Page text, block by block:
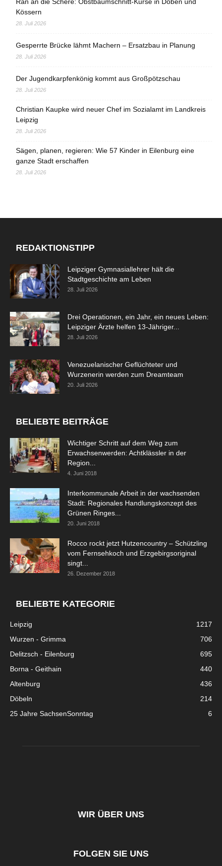
Ran an die Schere: Obstbaumschnitt-Kurse in Döben und
Kössern
28. Juli 2026
Gesperrte Brücke lähmt Machern – Ersatzbau in Planung
28. Juli 2026
Der Jugendkarpfenkönig kommt aus Großpötzschau
28. Juli 2026
Christian Kaupke wird neuer Chef im Sozialamt im Landkreis
Leipzig
28. Juli 2026
Sägen, planen, regieren: Wie 57 Kinder in Eilenburg eine
ganze Stadt erschaffen
28. Juli 2026
REDAKTIONSTIPP
Leipziger Gymnasiallehrer hält die
Stadtgeschichte am Leben
28. Juli 2026
Drei Operationen, ein Jahr, ein neues Leben:
Leipziger Ärzte helfen 13-Jähriger...
28. Juli 2026
Venezuelanischer Geflüchteter und
Wurzenerin werden zum Dreamteam
20. Juli 2026
BELIEBTE BEITRÄGE
Wichtiger Schritt auf dem Weg zum
Erwachsenwerden: Achtklässler in der
Region...
4. Juni 2018
Interkommunale Arbeit in der wachsenden
Stadt: Regionales Handlungskonzept des
Grünen Ringes...
20. Juni 2018
Rocco rockt jetzt Hutzencountry – Schützling
vom Fernsehkoch und Erzgebirgsoriginal
singt...
26. Dezember 2018
BELIEBTE KATEGORIE
Leipzig
1217
Wurzen - Grimma
706
Delitzsch - Eilenburg
695
Borna - Geithain
440
Altenburg
436
Döbeln
214
25 Jahre SachsenSonntag
6
WIR ÜBER UNS
FOLGEN SIE UNS